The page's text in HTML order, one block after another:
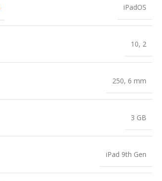
iPadOS
10, 2
250, 6 mm
3 GB
iPad 9th Gen